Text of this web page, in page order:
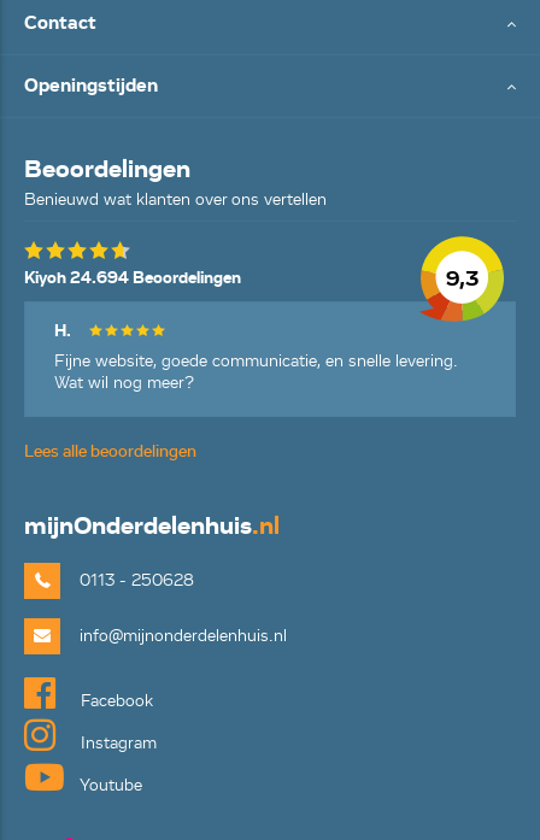
Contact
Openingstijden
Beoordelingen
Benieuwd wat klanten over ons vertellen
9,3
Kiyoh 24.694 Beoordelingen
H.
Fijne website, goede communicatie, en snelle levering.
Wat wil nog meer?
Lees alle beoordelingen
mijnOnderdelenhuis.nl
0113 - 250628
info@mijnonderdelenhuis.nl
Facebook
Instagram
Youtube